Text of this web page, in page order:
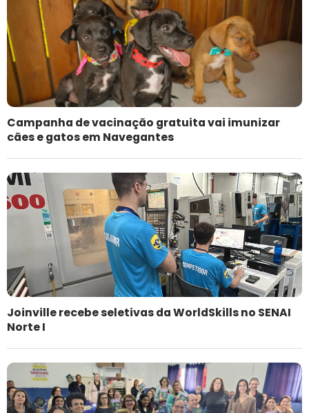
Campanha de vacinação gratuita vai imunizar
cães e gatos em Navegantes
Joinville recebe seletivas da WorldSkills no SENAI
Norte I